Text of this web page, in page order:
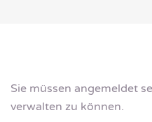
Sie müssen angemeldet
verwalten zu können.